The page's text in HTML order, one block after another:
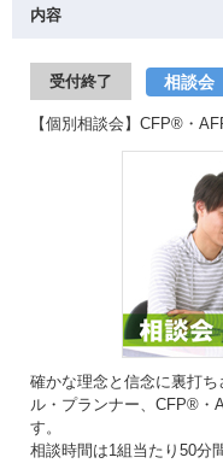
内容
受付終了 相談会
【個別相談会】CFP®・
確かな理念と信念に裏打
ル・プランナー、CFP®・
す。
相談時間は1組当たり50分間